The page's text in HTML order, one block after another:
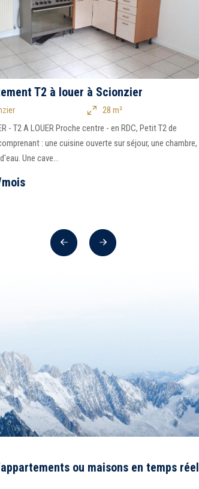
T2 à louer à Scionzier
28 m²
- T2 A LOUER Proche centre - en RDC, Petit T2 de
: une cuisine ouverte sur séjour, une chambre,
Une cave...
PrécédentSuivant
ou maisons en temps réel